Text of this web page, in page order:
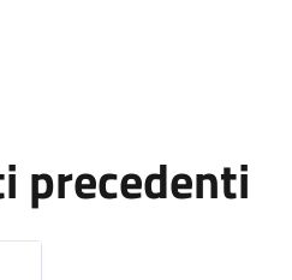
precedenti